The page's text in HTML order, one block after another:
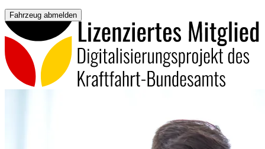
Fahrzeug abmelden